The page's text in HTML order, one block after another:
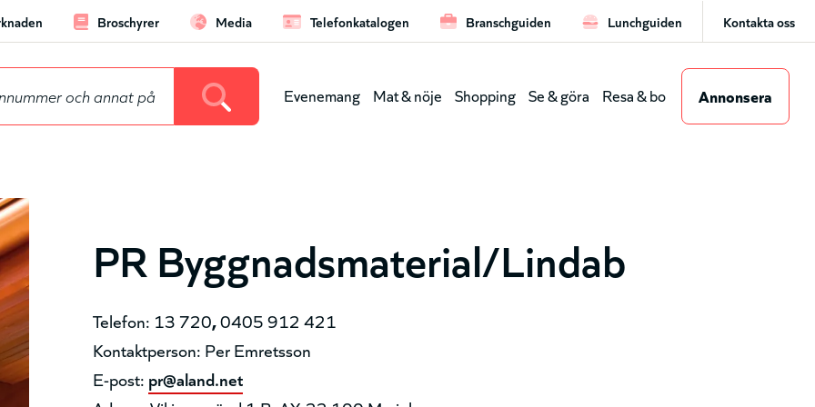
Broschyrer Media Telefonkatalogen Branschguiden Lunchguiden Kontakta oss
Huvudmeny
1)
Evenemang Mat & nöje Shopping Se & göra Resa & bo Annonsera
PR Byggnadsmaterial/Lindab
Telefon: 13 720,0405 912 421
Kontaktperson: Per Emretsson
E-post: pr@aland.net